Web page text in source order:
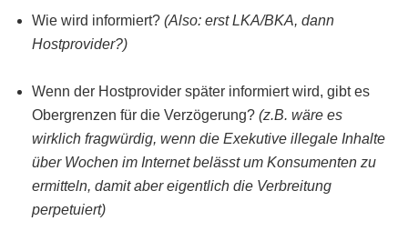
Wie wird informiert? (Also: erst LKA/BKA, dann
Hostprovider?)
Wenn der Hostprovider später informiert wird, gibt es
Obergrenzen für die Verzögerung? (z.B. wäre es
wirklich fragwürdig, wenn die Exekutive illegale Inhalte
über Wochen im Internet belässt um Konsumenten zu
ermitteln, damit aber eigentlich die Verbreitung
perpetuiert)